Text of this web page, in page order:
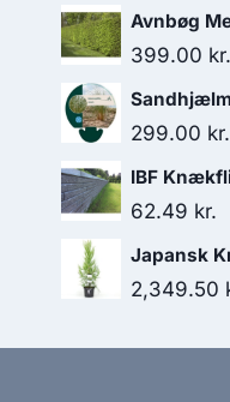
Avnbøg
399.00 kr.
299.00 kr.
IBF
62.49 kr.
Japansk
2,349.50